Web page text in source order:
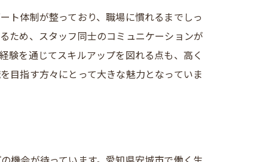
員
ト体制が整っており、職場に慣れるまでしっ
ため、スタッフ同士のコミュニケーションが
験を通じてスキルアップを図れる点も、高く
目指す方々にとって大きな魅力となっていま